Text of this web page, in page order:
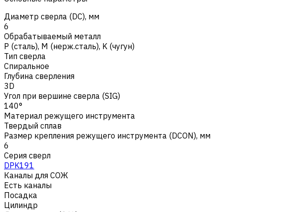
Диаметр сверла (DC), мм
6
Обрабатываемый металл
Р (сталь), M (нерж.сталь), K (чугун)
Тип сверла
Спиральное
Глубина сверления
3D
Угол при вершине сверла (SIG)
140°
Материал режущего инструмента
Твердый сплав
Размер крепления режущего инструмента (DCON), мм
6
Серия сверл
DPK191
Каналы для СОЖ
Есть каналы
Посадка
Цилиндр